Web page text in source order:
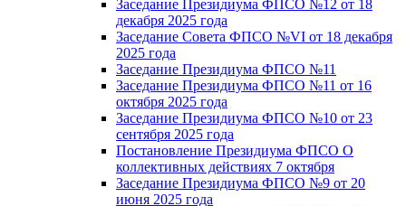
Заседание Президиума ФПСО №12 от 18
декабря 2025 года
Заседание Совета ФПСО №VI от 18 декабря
2025 года
Заседание Президиума ФПСО №11
Заседание Президиума ФПСО №11 от 16
октября 2025 года
Заседание Президиума ФПСО №10 от 23
сентября 2025 года
Постановление Президиума ФПСО О
коллективных действиях 7 октября
Заседание Президиума ФПСО №9 от 20
июня 2025 года